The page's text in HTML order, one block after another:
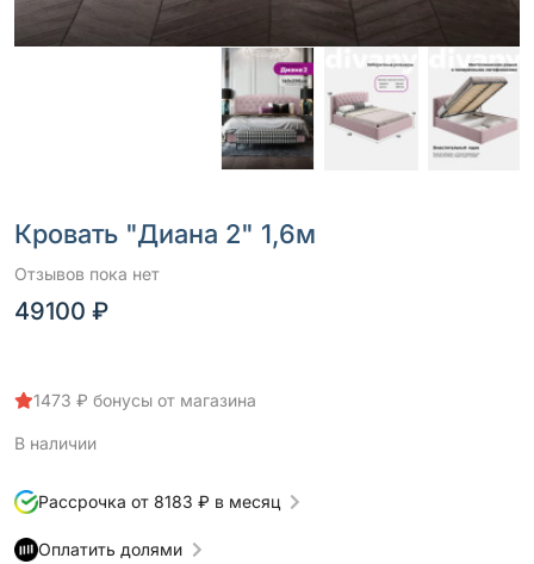
Кровать "Диана 2" 1,6м
Отзывов пока нет
49100 ₽
1473 ₽ бонусы от магазина
В наличии
Рассрочка от 8183 ₽ в месяц
Оплатить долями